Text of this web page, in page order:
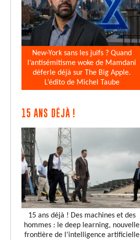
New-York sans les juifs ? Quand
l’antisémitisme woke de Mamdani
déferle déjà sur The Big Apple.
L’édito de Michel Taube
15 ANS DÉJÀ !
15 ans déjà ! Des machines et des
hommes : le deep learning, nouvelle
frontière de l’intelligence artificielle